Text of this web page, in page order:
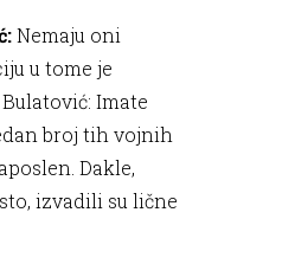
Nemaju oni
u tome je
Imate
broj tih vojnih
Dakle,
izvadili su lične